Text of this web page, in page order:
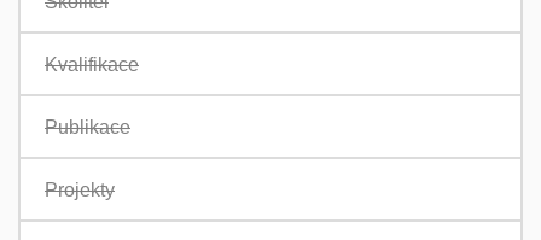
Kvalifikace
Publikace
Projekty